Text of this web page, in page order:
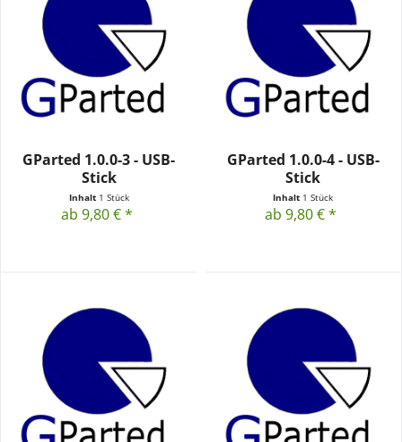
GParted 1.0.0-3 - USB-
Stick
Inhalt 1 Stück
ab 9,80 € *
GParted 1.0.0-4 - USB-
Stick
Inhalt 1 Stück
ab 9,80 € *